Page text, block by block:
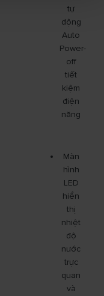
tự
động
Auto
Power-
off
tiết
kiệm
điện
năng
Màn
hình
LED
hiển
thị
nhiệt
độ
nước
trực
quan
và